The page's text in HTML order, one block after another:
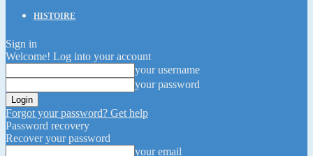
HISTOIRE
Sign in
Welcome! Log into your account
your username
your password
Forgot your password? Get help
Password recovery
Recover your password
your email